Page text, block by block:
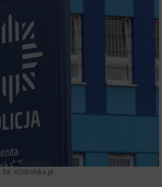
fot. eOstroleka.pl